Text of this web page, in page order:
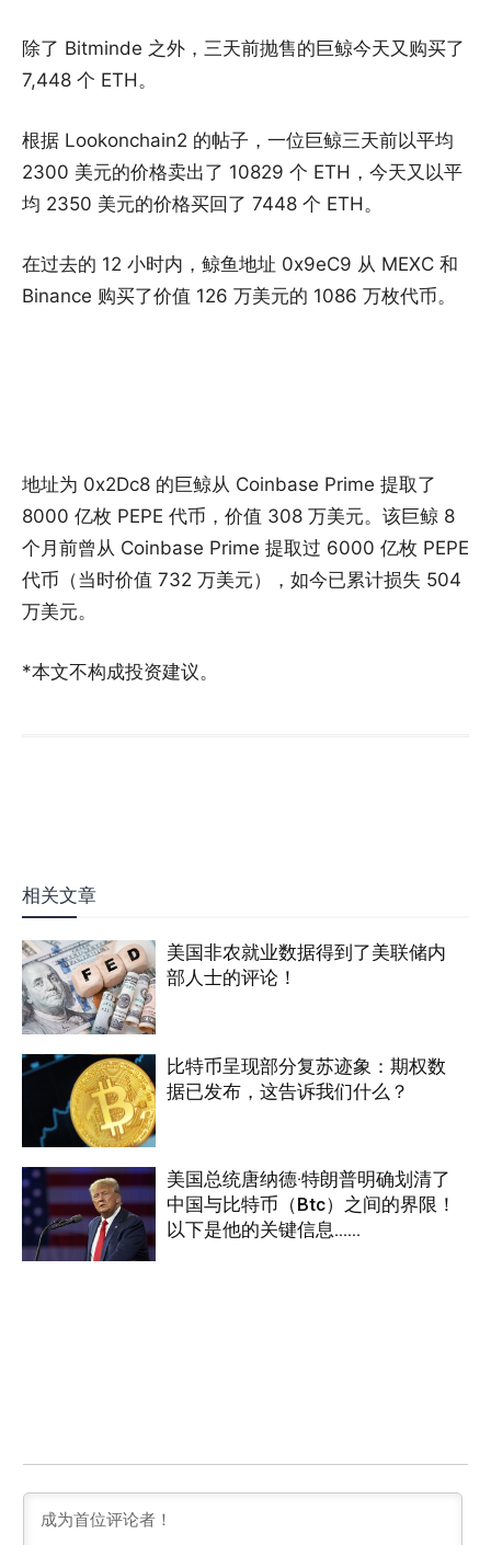
除了 Bitminde 之外，三天前抛售的巨鲸今天又购买了
7,448 个 ETH。
根据 Lookonchain2 的帖子，一位巨鲸三天前以平均
2300 美元的价格卖出了 10829 个 ETH，今天又以平
均 2350 美元的价格买回了 7448 个 ETH。
在过去的 12 小时内，鲸鱼地址 0x9eC9 从 MEXC 和
Binance 购买了价值 126 万美元的 1086 万枚代币。
地址为 0x2Dc8 的巨鲸从 Coinbase Prime 提取了
8000 亿枚 PEPE 代币，价值 308 万美元。该巨鲸 8
个月前曾从 Coinbase Prime 提取过 6000 亿枚 PEPE
代币（当时价值 732 万美元），如今已累计损失 504
万美元。
*本文不构成投资建议。
相关文章
美国非农就业数据得到了美联储内
部人士的评论！
比特币呈现部分复苏迹象：期权数
据已发布，这告诉我们什么？
美国总统唐纳德·特朗普明确划清了
中国与比特币（Btc）之间的界限！
以下是他的关键信息……